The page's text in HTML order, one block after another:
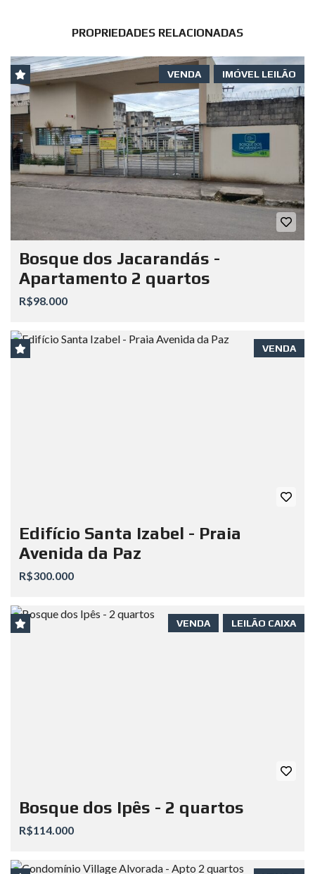
PROPRIEDADES RELACIONADAS
IMÓVEL LEILÃO
VENDA
Bosque dos Jacarandás -
Apartamento 2 quartos
R$98.000
VENDA
Edifício Santa Izabel - Praia
Avenida da Paz
R$300.000
LEILÃO CAIXA
VENDA
Bosque dos Ipês - 2 quartos
R$114.000